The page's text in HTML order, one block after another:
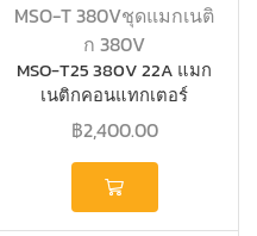
MSO-T 380Vชุดแมกเนติ
ก 380V
MSO-T25 380V 22A แมก
เนติกคอนแทกเตอร์
+โอเวอร์โหลด MITSUBISHI
฿2,400.00